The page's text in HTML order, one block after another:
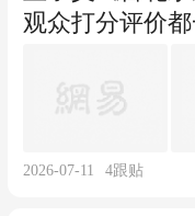
观众打分评价
2026-07-11 4跟贴